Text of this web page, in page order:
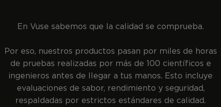
En Vuse sabemos que la calidad se comprueba.
Por eso, nuestros productos pasan por miles de horas
de pruebas realizadas por más de 100 científicos e
ingenieros antes de llegar a tus manos. Esto incluye
evaluaciones de sabor, rendimiento y seguridad,
respaldadas por estrictos estándares de calidad.